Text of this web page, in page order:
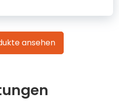
ansehen